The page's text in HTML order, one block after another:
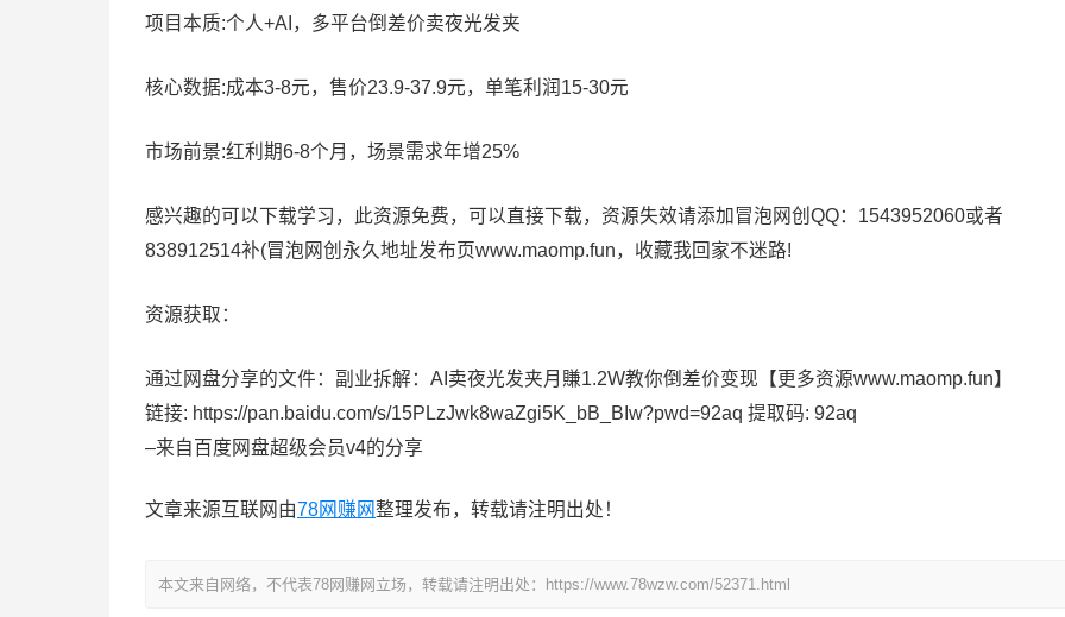
项目本质:个人+AI，多平台倒差价卖夜光发夹
核心数据:成本3-8元，售价23.9-37.9元，单笔利润15-30元
市场前景:红利期6-8个月，场景需求年增25%
感兴趣的可以下载学习，此资源免费，可以直接下载，资源失效请添加冒泡网创QQ：1543952060或者
838912514补(冒泡网创永久地址发布页www.maomp.fun，收藏我回家不迷路!
资源获取：
通过网盘分享的文件：副业拆解：AI卖夜光发夹月賺1.2W教你倒差价变现【更多资源www.maomp.fun】
链接: https://pan.baidu.com/s/15PLzJwk8waZgi5K_bB_BIw?pwd=92aq 提取码: 92aq
–来自百度网盘超级会员v4的分享
文章来源互联网由78网赚网整理发布，转载请注明出处！
本文来自网络，不代表78网赚网立场，转载请注明出处：https://www.78wzw.com/52371.html